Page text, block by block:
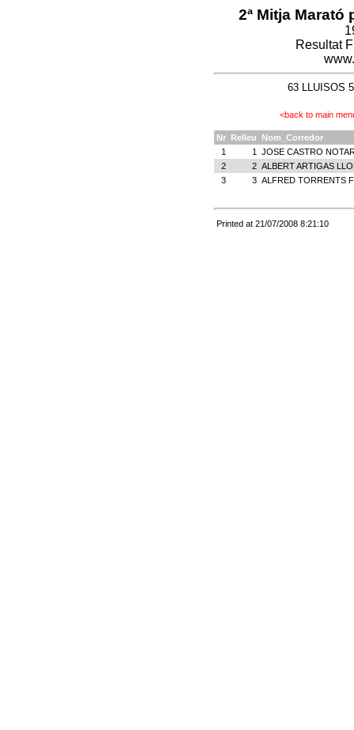
2ª Mitja Marató
Resultat
63 LLUISOS
<back to main
Nr Relleu
Nom_Corredor
1
1
JOSE CASTRO
2
2 ALBERT ARTIGAS
3
3 ALFRED TORRENTS
Printed at 21/07/2008 8:21:10